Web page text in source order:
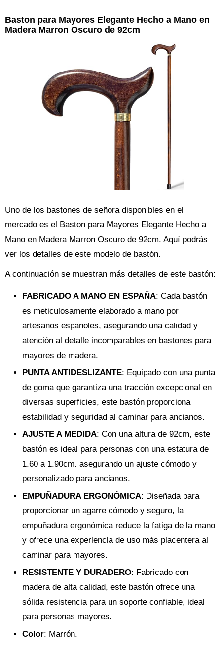
Baston para Mayores Elegante Hecho a Mano en
Madera Marron Oscuro de 92cm
Uno de los bastones de señora disponibles en el
mercado es el Baston para Mayores Elegante Hecho a
Mano en Madera Marron Oscuro de 92cm. Aquí podrás
ver los detalles de este modelo de bastón.
A continuación se muestran más detalles de este bastón:
FABRICADO A MANO EN ESPAÑA: Cada bastón
es meticulosamente elaborado a mano por
artesanos españoles, asegurando una calidad y
atención al detalle incomparables en bastones para
mayores de madera.
PUNTA ANTIDESLIZANTE: Equipado con una punta
de goma que garantiza una tracción excepcional en
diversas superficies, este bastón proporciona
estabilidad y seguridad al caminar para ancianos.
AJUSTE A MEDIDA: Con una altura de 92cm, este
bastón es ideal para personas con una estatura de
1,60 a 1,90cm, asegurando un ajuste cómodo y
personalizado para ancianos.
EMPUÑADURA ERGONÓMICA: Diseñada para
proporcionar un agarre cómodo y seguro, la
empuñadura ergonómica reduce la fatiga de la mano
y ofrece una experiencia de uso más placentera al
caminar para mayores.
RESISTENTE Y DURADERO: Fabricado con
madera de alta calidad, este bastón ofrece una
sólida resistencia para un soporte confiable, ideal
para personas mayores.
Color: Marrón.